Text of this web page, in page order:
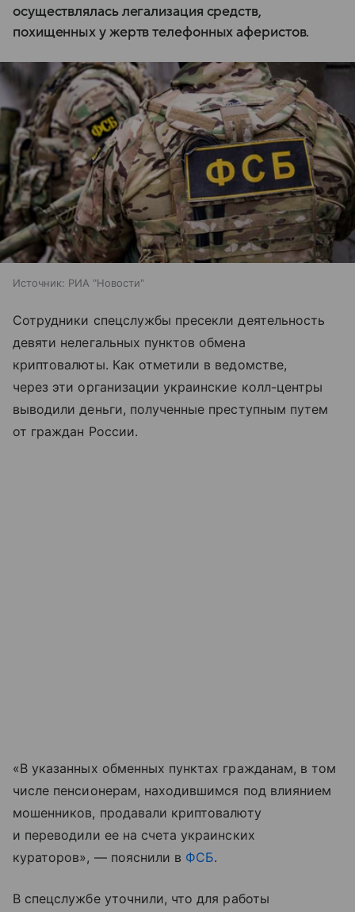
осуществлялась легализация средств,
похищенных у жертв телефонных аферистов.
Источник: РИА "Новости"
Сотрудники спецслужбы пресекли деятельность
девяти нелегальных пунктов обмена
криптовалюты. Как отметили в ведомстве,
через эти организации украинские колл-центры
выводили деньги, полученные преступным путем
от граждан России.
«В указанных обменных пунктах гражданам, в том
числе пенсионерам, находившимся под влиянием
мошенников, продавали криптовалюту
и переводили ее на счета украинских
кураторов», — пояснили в ФСБ.
В спецслужбе уточнили, что для работы